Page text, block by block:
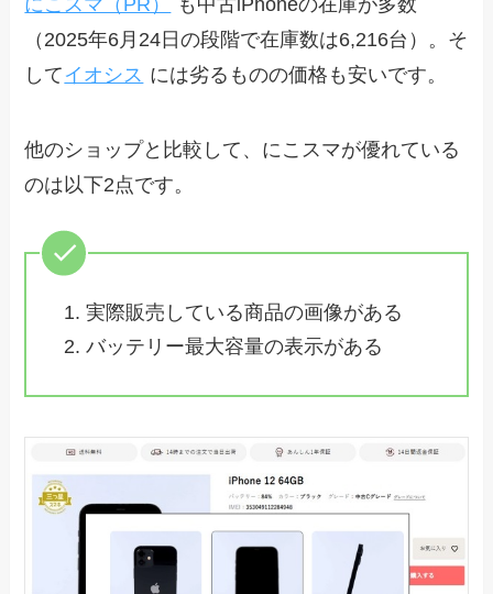
にこスマ（PR）
も中古iPhoneの在庫が多数
（2025年6月24日の段階で在庫数は6,216台）。そ
して イオシス には劣るものの価格も安いです。
他のショップと比較して、にこスマが優れている
のは以下2点です。
実際販売している商品の画像がある
バッテリー最大容量の表示がある